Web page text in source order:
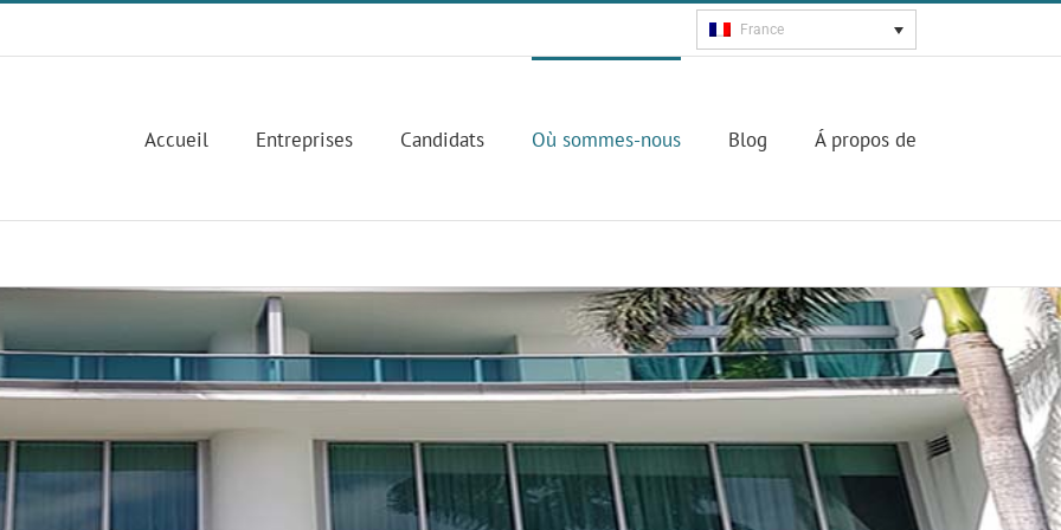
France
Accueil Entreprises Candidats Où sommes-nous Blog Á propos de